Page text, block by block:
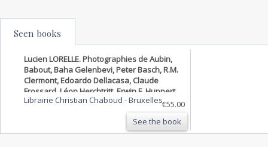
Seen books
Lucien LORELLE. Photographies de Aubin,
Babout, Baha Gelenbevi, Peter Basch, R.M.
Clermont, Edoardo Dellacasa, Claude
Frossard, Léon Herchtritt, Erwin F. Huppert,
Jean-Paul, A. Kruger, Pit Ludwig, Erwin
LUMIERE ET COULEUR SUR LE NU
Librairie Christian Chaboud -Bruxelles€55.00
See the book